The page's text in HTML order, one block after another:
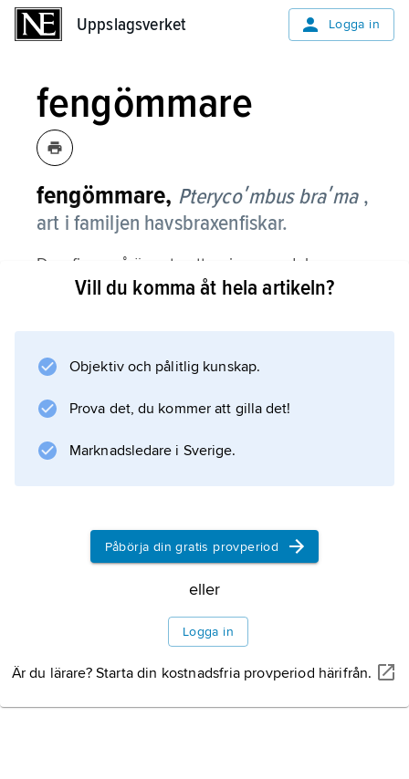
Uppslagsverket Logga in
fengömmare
fengömmare, Pterycoʹmbus braʹma ,
art i familjen havsbraxenfiskar.
Den finns på öppet vatten i varma delar av
Atlanten och har anträffats en gång vid
Rygg- och analfenan är segelliknande och kan
bukkanten. Kroppen är svart med
Vill du komma åt hela artikeln?
Objektiv och pålitlig kunskap.
Prova det, du kommer att gilla det!
Marknadsledare i Sverige.
Påbörja din gratis provperiod
eller
Logga in
Är du lärare? Starta din kostnadsfria provperiod härifrån.